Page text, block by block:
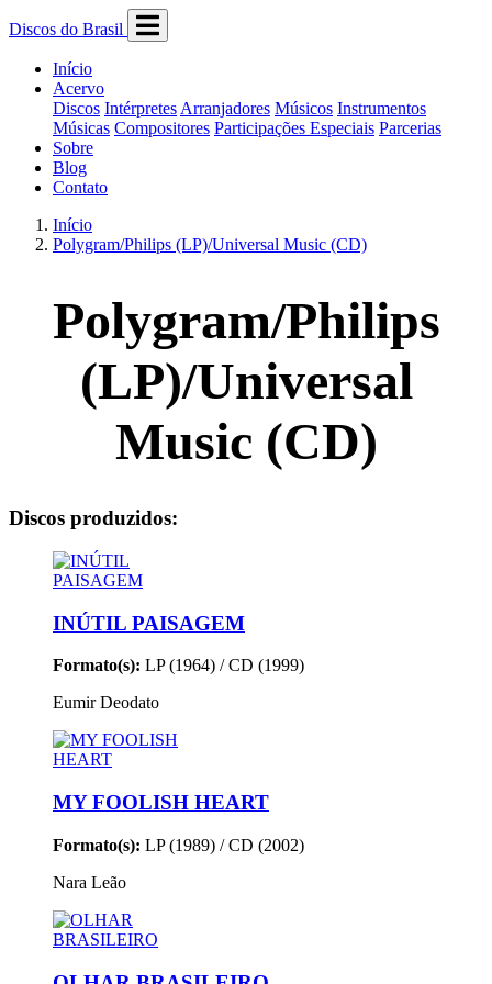
Discos do Brasil
Início
Acervo
Discos Intérpretes Arranjadores Músicos Instrumentos
Músicas Compositores Participações Especiais Parcerias
Sobre
Blog
Contato
Início
Polygram/Philips (LP)/Universal Music (CD)
Polygram/Philips
(LP)/Universal
Music (CD)
Discos produzidos:
INÚTIL PAISAGEM
Formato(s): LP (1964) / CD (1999)
Eumir Deodato
MY FOOLISH HEART
Formato(s): LP (1989) / CD (2002)
Nara Leão